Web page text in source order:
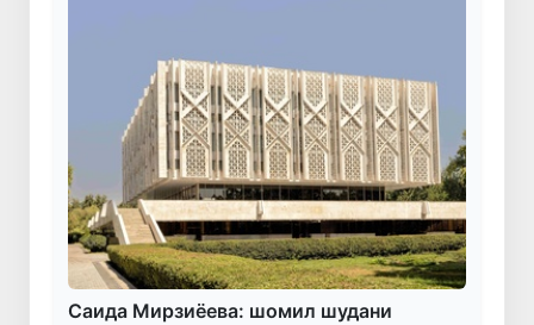
Саида Мирзиёева: шомил шудани